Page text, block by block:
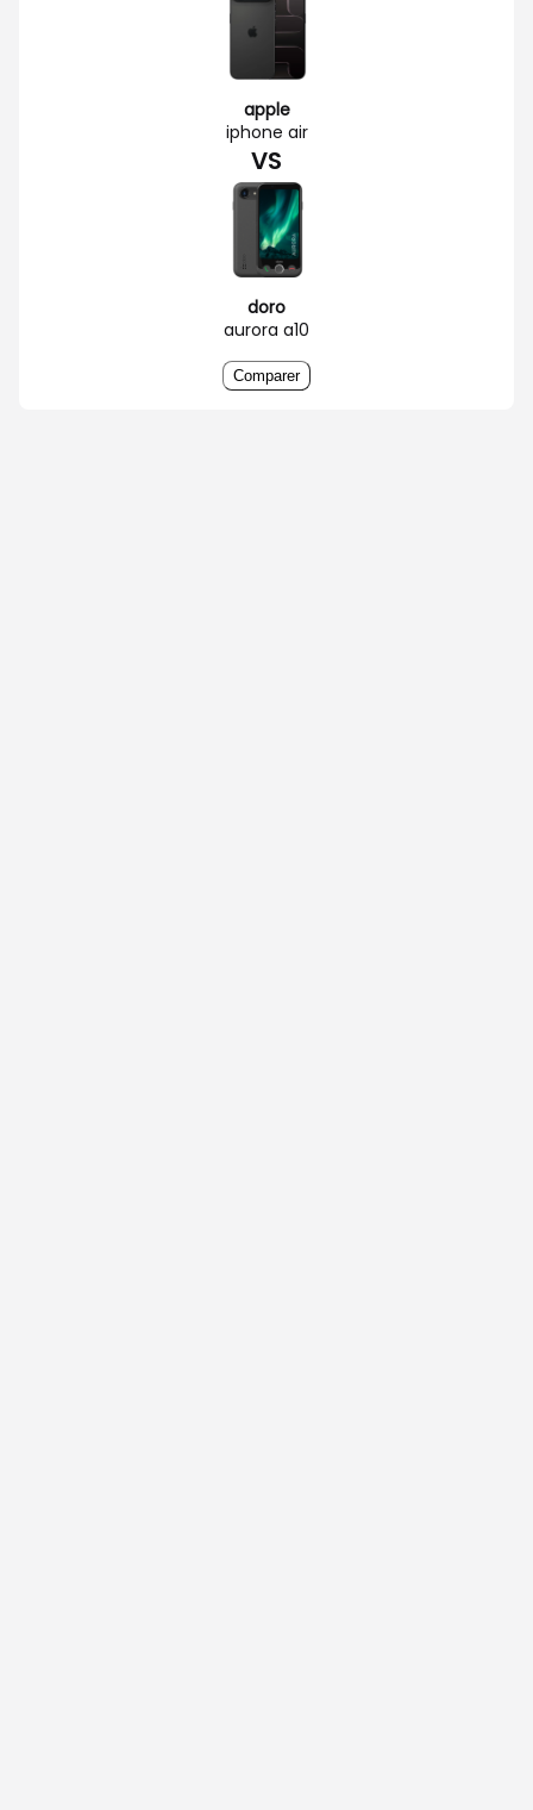
apple
iphone air
VS
doro
aurora a10
Comparer